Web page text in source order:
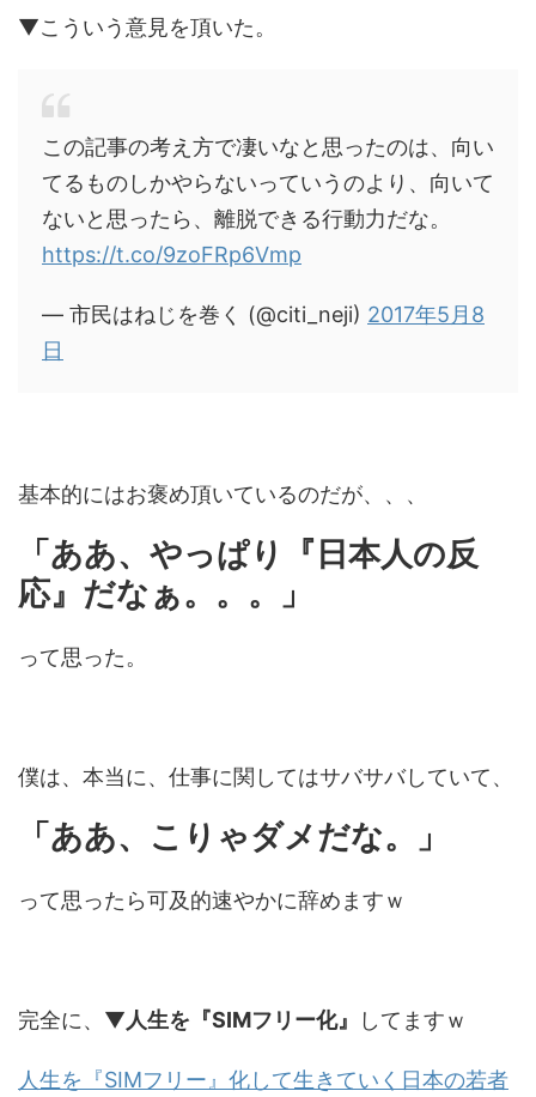
▼こういう意見を頂いた。
この記事の考え方で凄いなと思ったのは、向い
てるものしかやらないっていうのより、向いて
ないと思ったら、離脱できる行動力だな。
https://t.co/9zoFRp6Vmp
— 市民はねじを巻く (@citi_neji) 2017年5月8
日
基本的にはお褒め頂いているのだが、、、
「ああ、やっぱり『日本人の反
応』だなぁ。。。」
って思った。
僕は、本当に、仕事に関してはサバサバしていて、
「ああ、こりゃダメだな。」
って思ったら可及的速やかに辞めますｗ
完全に、▼人生を『SIMフリー化』 してますｗ
人生を『SIMフリー』化して生きていく日本の若者